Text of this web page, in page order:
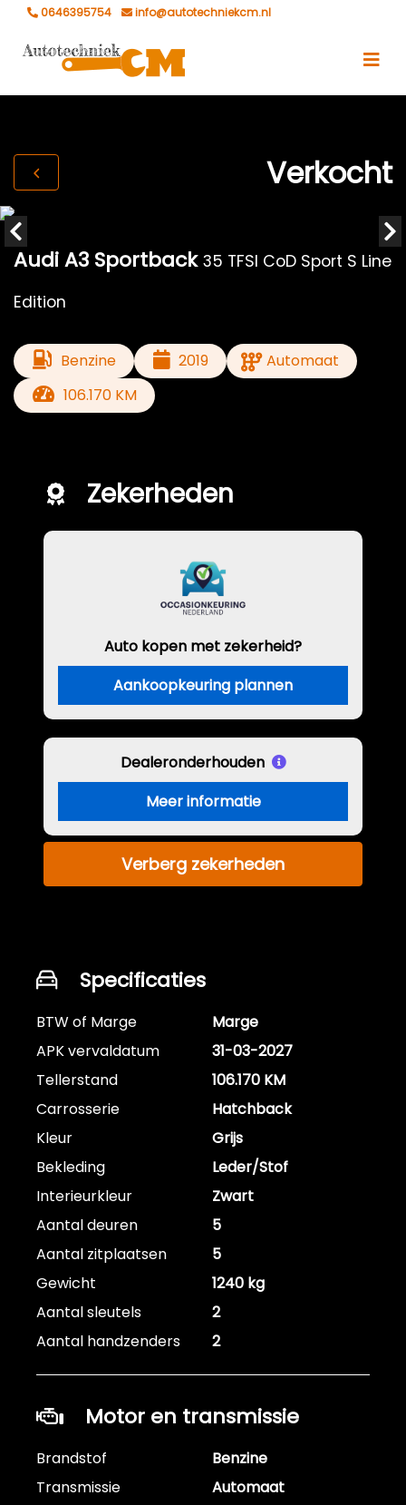
0646395754 info@autotechniekcm.nl
Verkocht
Audi A3 Sportback 35 TFSI CoD Sport S Line
Edition
Benzine 2019
Automaat
106.170 KM
Zekerheden
Auto kopen met zekerheid?
Aankoopkeuring plannen
Dealeronderhouden
Meer informatie
Verberg zekerheden
Specificaties
BTW of Marge
Marge
APK vervaldatum
31-03-2027
Tellerstand
106.170 KM
Carrosserie
Hatchback
Kleur
Grijs
Bekleding
Leder/Stof
Interieurkleur
Zwart
Aantal deuren
5
Aantal zitplaatsen
5
Gewicht
1240 kg
Aantal sleutels
2
Aantal handzenders
2
Motor en transmissie
Brandstof
Benzine
Transmissie
Automaat